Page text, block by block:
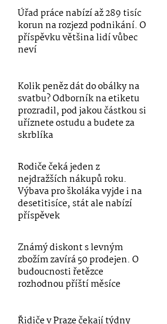
Úřad práce nabízí až 289 tisíc
korun na rozjezd podnikání. O
příspěvku většina lidí vůbec
neví
Kolik peněz dát do obálky na
svatbu? Odborník na etiketu
prozradil, pod jakou částkou si
uříznete ostudu a budete za
skrblíka
Rodiče čeká jeden z
nejdražších nákupů roku.
Výbava pro školáka vyjde i na
desetitisíce, stát ale nabízí
příspěvek
Známý diskont s levným
zbožím zavírá 50 prodejen. O
budoucnosti řetězce
rozhodnou příští měsíce